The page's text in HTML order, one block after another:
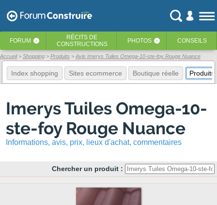
FORUM ‹ RÉCITS DE
CONSTRUCTIONS
PHOTOS ‹ CONSEILS
Accueil Shopping Produits Avis Imerys Tuiles Omega-10-ste-foy Rouge Nuance
Index shopping Sites ecommerce Boutique réelle Produits
Imerys Tuiles Omega-10-
ste-foy Rouge Nuance
Informations, avis, prix, lieux d'achat, commentaires
Chercher un produit :